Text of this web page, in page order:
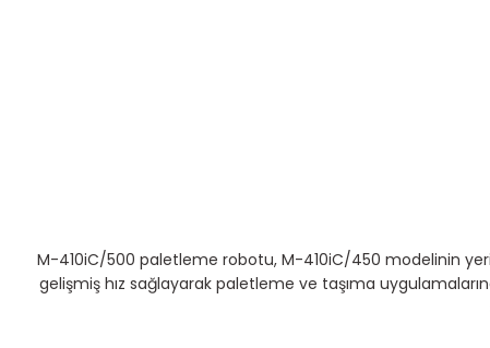
M-410iC/500 paletleme robotu, M-410iC/450 modelinin
gelişmiş hız sağlayarak paletleme ve taşıma